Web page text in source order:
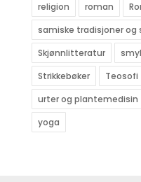
religion
roman
samiske tradisjoner og
Skjønnlitteratur
Strikkebøker
Teosofi
urter og plantemedisin
yoga